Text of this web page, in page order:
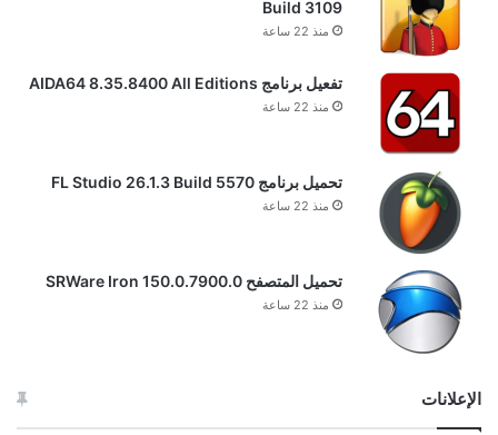
Build 3109
منذ 22 ساعة
تفعيل برنامج AIDA64 8.35.8400 All Editions
منذ 22 ساعة
تحميل برنامج FL Studio 26.1.3 Build 5570
منذ 22 ساعة
تحميل المتصفح SRWare Iron 150.0.7900.0
منذ 22 ساعة
الإعلانات